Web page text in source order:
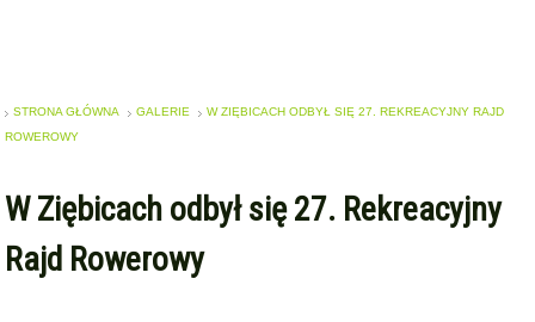
STRONA GŁÓWNA GALERIE
W ZIĘBICACH ODBYŁ SIĘ 27. REKREACYJNY RAJD
ROWEROWY
W Ziębicach odbył się 27. Rekreacyjny
Rajd Rowerowy